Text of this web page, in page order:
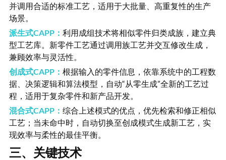
并调用合适的标准工艺，适用于大批量、高重复性的生产
场景。
派生式CAPP： 利用成组技术将相似零件归类成族，建立典
型工艺库。新零件工艺通过调用族工艺并交互修改生成，
兼顾效率与灵活性。
创成式CAPP： 根据输入的零件信息，依靠系统中的工程数
据、决策逻辑和算法模型，自动“从零生成”全新的工艺过
程，适用于复杂零件和新产品开发。
混合式CAPP： 综合上述模式的优点，优先检索和修正相似
工艺；当未命中时，自动切换至创成模式生成新工艺，实
现效率与柔性的最佳平衡。
三、关键技术